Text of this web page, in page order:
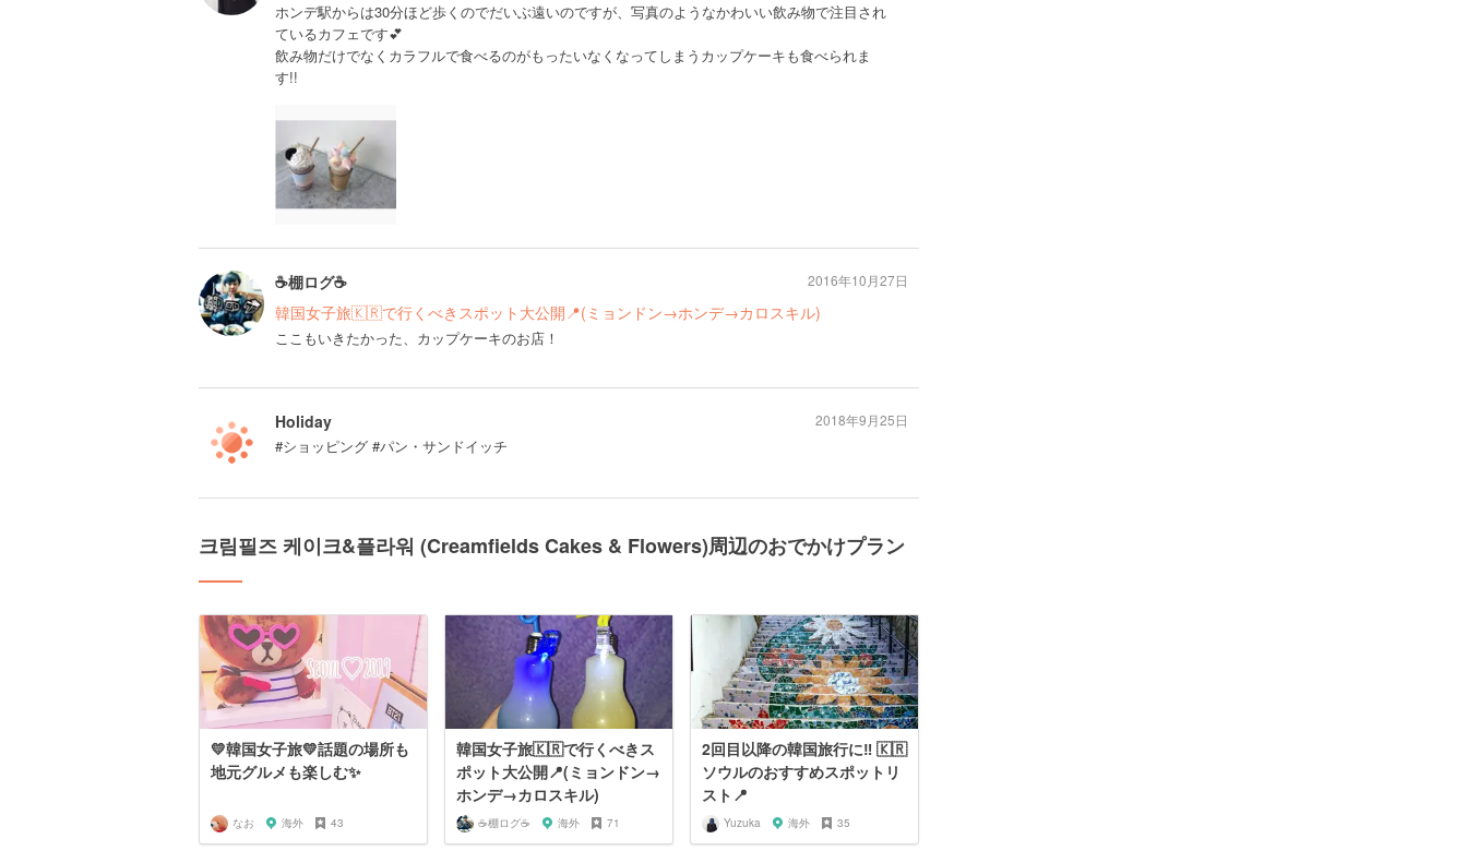
ホンデ駅からは30分ほど歩くのでだいぶ遠いのですが、写真のようなかわいい飲み物で注目され
ているカフェです💕
飲み物だけでなくカラフルで食べるのがもったいなくなってしまうカップケーキも食べられま
す!!
☕️棚ログ☕️
韓国女子旅🇰🇷で行くべきスポット大公開📍(ミョンドン→ホンデ→カロスキル)
ここもいきたかった、カップケーキのお店！
2016年10月27日
Holiday
#ショッピング #パン・サンドイッチ
2018年9月25日
크림필즈 케이크&플라워 (Creamfields Cakes & Flowers)周辺のおでかけプラン
💛韓国女子旅💛話題の場所も
地元グルメも楽しむ✨
なお 海外 43
韓国女子旅🇰🇷で行くべきス
ポット大公開📍(ミョンドン→
ホンデ→カロスキル)
☕️棚ログ☕️ 海外 71
2回目以降の韓国旅行に‼︎ 🇰🇷
ソウルのおすすめスポットリ
スト📍
Yuzuka 海外 35